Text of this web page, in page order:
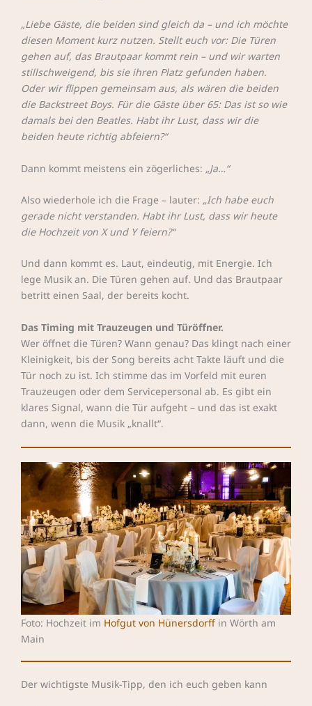
„Liebe Gäste, die beiden sind gleich da – und ich möchte
diesen Moment kurz nutzen. Stellt euch vor: Die Türen
gehen auf, das Brautpaar kommt rein – und wir warten
stillschweigend, bis sie ihren Platz gefunden haben.
Oder wir flippen gemeinsam aus, als wären die beiden
die Backstreet Boys. Für die Gäste über 65: Das ist so wie
damals bei den Beatles. Habt ihr Lust, dass wir die
beiden heute richtig abfeiern?“
Dann kommt meistens ein zögerliches: „Ja…“
Also wiederhole ich die Frage – lauter: „Ich habe euch
gerade nicht verstanden. Habt ihr Lust, dass wir heute
die Hochzeit von X und Y feiern?“
Und dann kommt es. Laut, eindeutig, mit Energie. Ich
lege Musik an. Die Türen gehen auf. Und das Brautpaar
betritt einen Saal, der bereits kocht.
Das Timing mit Trauzeugen und Türöffner.
Wer öffnet die Türen? Wann genau? Das klingt nach einer
Kleinigkeit, bis der Song bereits acht Takte läuft und die
Tür noch zu ist. Ich stimme das im Vorfeld mit euren
Trauzeugen oder dem Servicepersonal ab. Es gibt ein
klares Signal, wann die Tür aufgeht – und das ist exakt
dann, wenn die Musik „knallt“.
Foto: Hochzeit im Hofgut von Hünersdorff in Wörth am
Main
Der wichtigste Musik-Tipp, den ich euch geben kann